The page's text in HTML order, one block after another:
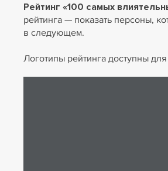
2025
2026
Рейтинг «100 самых
рейтинга — показать персоны,
в следующем.
Логотипы рейтинга доступны